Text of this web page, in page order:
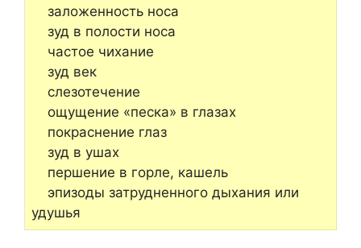
заложенность носа
зуд в полости носа
частое чихание
зуд век
слезотечение
ощущение «песка» в глазах
покраснение глаз
зуд в ушах
першение в горле, кашель
эпизоды затрудненного дыхания или
удушья